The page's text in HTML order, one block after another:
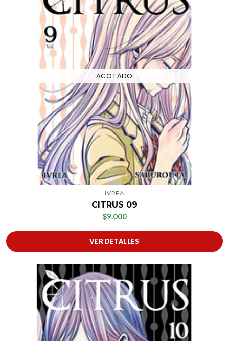
AGOTADO
IVREA
CITRUS 09
$9.000
VER DETALLES